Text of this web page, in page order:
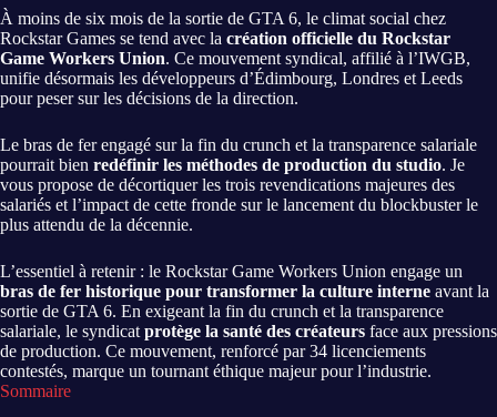
À moins de six mois de la sortie de GTA 6, le climat social chez
Rockstar Games se tend avec la création officielle du Rockstar
Game Workers Union. Ce mouvement syndical, affilié à l’IWGB,
unifie désormais les développeurs d’Édimbourg, Londres et Leeds
pour peser sur les décisions de la direction.
Le bras de fer engagé sur la fin du crunch et la transparence salariale
pourrait bien redéfinir les méthodes de production du studio. Je
vous propose de décortiquer les trois revendications majeures des
salariés et l’impact de cette fronde sur le lancement du blockbuster le
plus attendu de la décennie.
L’essentiel à retenir : le Rockstar Game Workers Union engage un
bras de fer historique pour transformer la culture interne avant la
sortie de GTA 6. En exigeant la fin du crunch et la transparence
salariale, le syndicat protège la santé des créateurs face aux pressions
de production. Ce mouvement, renforcé par 34 licenciements
contestés, marque un tournant éthique majeur pour l’industrie.
Sommaire